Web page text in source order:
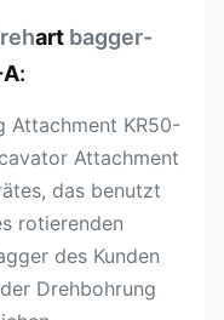
art bagger-
:
Attachment KR50-
Attachment
das benutzt
rotierenden
des Kunden
Drehbohrung